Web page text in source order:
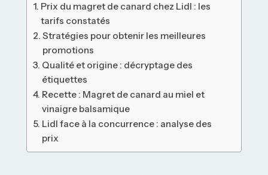
Prix du magret de canard chez Lidl : les
tarifs constatés
Stratégies pour obtenir les meilleures
promotions
Qualité et origine : décryptage des
étiquettes
Recette : Magret de canard au miel et
vinaigre balsamique
Lidl face à la concurrence : analyse des
prix